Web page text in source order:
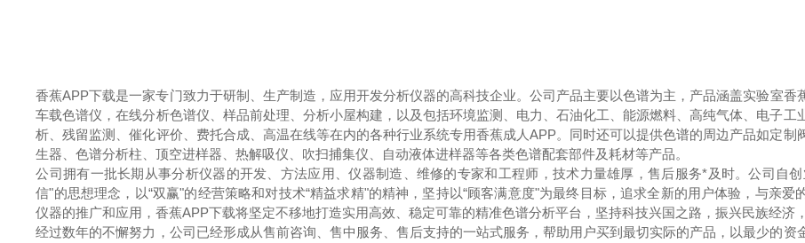
香蕉APP下载是一家专门致力于研制、生产制造，应用开发分析仪器的高科技企业。公司产品主要以色谱为主，产品涵盖实验室香
车载色谱仪，在线分析色谱仪、样品前处理、分析小屋构建，以及包括环境监测、电力、石油化工、能源燃料、高纯气体、电子工
析、残留监测、催化评价、费托合成、高温在线等在内的各种行业系统专用香蕉成人APP。同时还可以提供色谱的周边产品如定制
生器、色谱分析柱、顶空进样器、热解吸仪、吹扫捕集仪、自动液体进样器等各类色谱配套部件及耗材等产品。
公司拥有一批长期从事分析仪器的开发、方法应用、仪器制造、维修的专家和工程师，技术力量雄厚，售后服务*及时。公司自
信"的思想理念，以“双赢"的经营策略和对技术“精益求精"的精神，坚持以“顾客满意度"为最终目标，追求全新的用户体验，与亲爱
仪器的推广和应用，香蕉APP下载将坚定不移地打造实用高效、稳定可靠的精准色谱分析平台，坚持科技兴国之路，振兴民族经济
经过数年的不懈努力，公司已经形成从售前咨询、售中服务、售后支持的一站式服务，帮助用户买到最切实际的产品，以最少的资